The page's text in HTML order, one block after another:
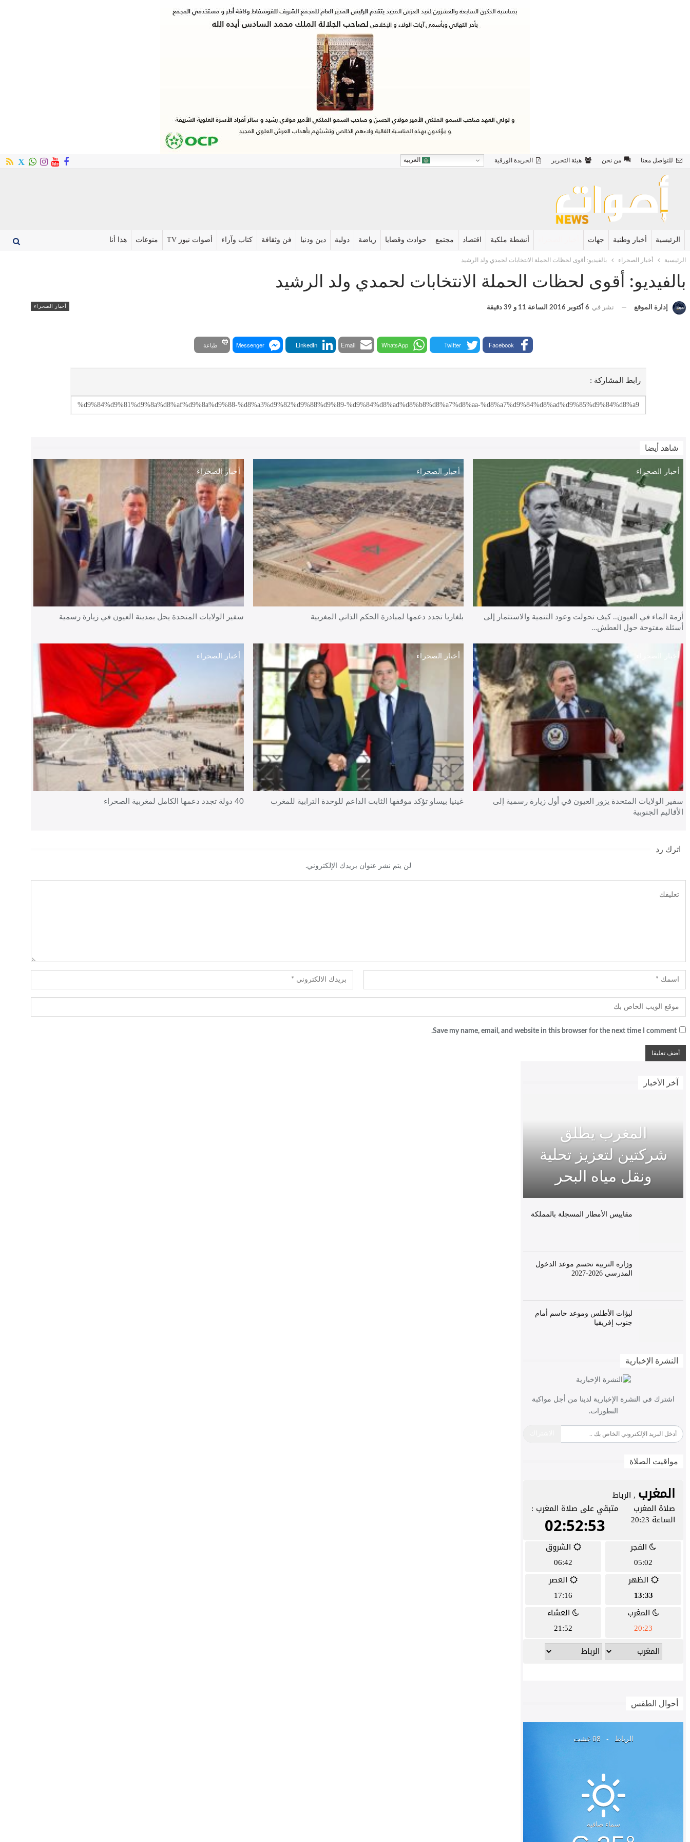
للتواصل معنا من نحن هيئة التحرير الجريدة الورقية العربية
الرئيسية أخبار وطنية جهات أنشطة ملكية اقتصاد مجتمع حوادث وقضايا رياضة دولية دين ودنيا فن وثقافة كتاب وآراء أصوات نيوز TV منوعات هذا أنا
الرئيسية أخبار الصحراء بالفيديو: أقوى لحظات الحملة الانتخابات لحمدي ولد الرشيد
بالفيديو: أقوى لحظات الحملة الانتخابات لحمدي ولد الرشيد
أخبار الصحراء إدارة الموقع نشر في 6 أكتوبر 2016 الساعة 11 و 39 دقيقة
Facebook
Twitter
WhatsApp
Email
LinkedIn
Messenger طباعة
رابط المشاركة :
شاهد أيضا
أخبار الصحراء
أزمة الماء في العيون.. كيف تحولت وعود التنمية والاستثمار إلى
أسئلة مفتوحة حول العطش…
أخبار الصحراء
بلغاريا تجدد دعمها لمبادرة الحكم الذاتي المغربية
أخبار الصحراء
سفير الولايات المتحدة يحل بمدينة العيون في زيارة رسمية
أخبار الصحراء
سفير الولايات المتحدة يزور العيون في أول زيارة رسمية إلى
الأقاليم الجنوبية
أخبار الصحراء
غينيا بيساو تؤكد موقفها الثابت الداعم للوحدة الترابية للمغرب
أخبار الصحراء
40 دولة تجدد دعمها الكامل لمغربية الصحراء
اترك رد
لن يتم نشر عنوان بريدك الإلكتروني.
Save my name, email, and website in this browser for the next time I comment.
آخر الأخبار
المغرب يطلق
شركتين لتعزيز تحلية
ونقل مياه البحر
مقاييس الأمطار المسجلة بالمملكة
وزارة التربية تحسم موعد الدخول
المدرسي 2026-2027
لبؤات الأطلس وموعد حاسم أمام
جنوب إفريقيا
النشرة الإخبارية
اشترك في النشرة الإخبارية لدينا من أجل مواكبة
التطورات.
مواقيت الصلاة
أحوال الطقس
الرباط - 08 غشت
سماء صافية